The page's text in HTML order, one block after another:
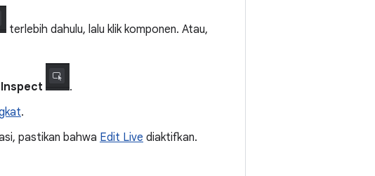
terlebih dahulu, lalu klik komponen. Atau,
.
.
pastikan bahwa Edit Live diaktifkan.